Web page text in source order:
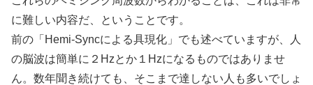
に難しい内容だ、ということです。
前の「Hemi-Syncによる具現化」でも述べていますが、人
の脳波は簡単に２Hzとか１Hzになるものではありませ
ん。数年聞き続けても、そこまで達しない人も多いでしょ